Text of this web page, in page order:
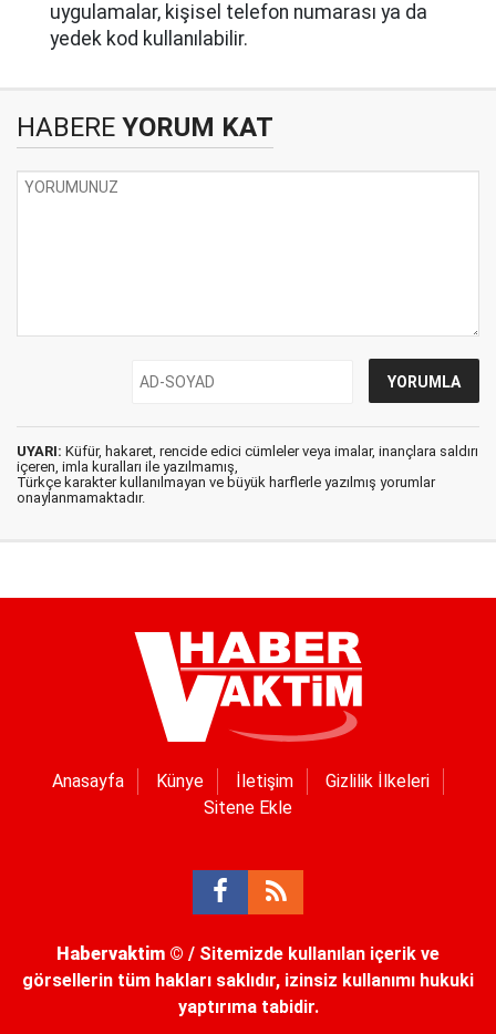
uygulamalar, kişisel telefon numarası ya da
yedek kod kullanılabilir.
HABERE YORUM KAT
UYARI: Küfür, hakaret, rencide edici cümleler veya imalar, inançlara saldırı
içeren, imla kuralları ile yazılmamış,
Türkçe karakter kullanılmayan ve büyük harflerle yazılmış yorumlar
onaylanmamaktadır.
Anasayfa Künye İletişim
Gizlilik İlkeleri
Sitene Ekle
Habervaktim © / Sitemizde kullanılan içerik ve
görsellerin tüm hakları saklıdır, izinsiz kullanımı hukuki
yaptırıma tabidir.